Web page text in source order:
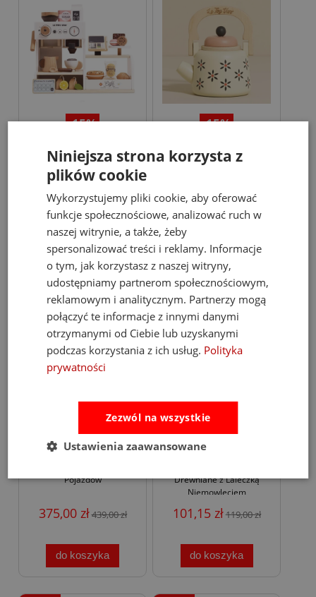
-15%
Le Toy Van Kawiarenka
Drewniana 3+
245,00 zł 289,00 zł
do koszyka
-15%
Czajniczek Drewniany do
Herbatki Le Toy Van 3+
84,00 zł 99,00 zł
do koszyka
Le Toy Van Autka GT
Pojazdów
375,00 zł439,00 zł
do koszyka
promocja new
Le Toy Van Mebelki do
Drewniane z Laleczką
Niemowlęciem
101,15 zł119,00 zł
do koszyka
promocja
Niniejsza strona korzysta z
plików cookie
Wykorzystujemy pliki cookie, aby oferować
funkcje społecznościowe, analizować ruch w
naszej witrynie, a także, żeby
spersonalizować treści i reklamy. Informacje
o tym, jak korzystasz z naszej witryny,
udostępniamy partnerom społecznościowym,
reklamowym i analitycznym. Partnerzy mogą
połączyć te informacje z innymi danymi
otrzymanymi od Ciebie lub uzyskanymi
podczas korzystania z ich usług. Polityka
prywatności
Zezwól na wszystkie
Ustawienia zaawansowane